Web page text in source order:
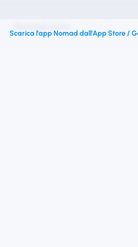
Scarica l'app Nomad dall'App Store /